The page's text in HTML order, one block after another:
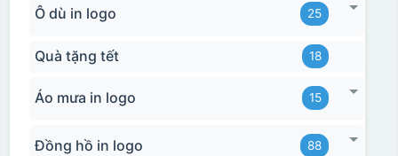
Ô dù in logo 25
Quà tặng tết 18
Áo mưa in logo 15
Đồng hồ in logo 88